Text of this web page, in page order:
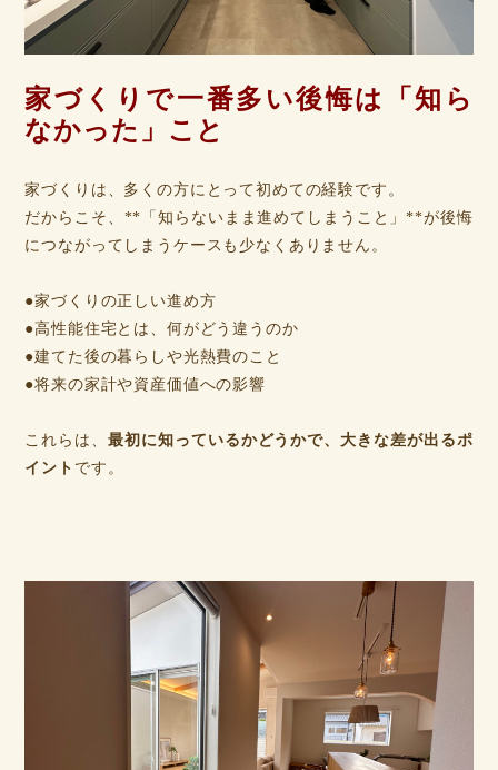
家づくりで一番多い後悔は「知ら
なかった」こと
家づくりは、多くの方にとって初めての経験です。
だからこそ、**「知らないまま進めてしまうこと」**が後悔
につながってしまうケースも少なくありません。
●家づくりの正しい進め方
●高性能住宅とは、何がどう違うのか
●建てた後の暮らしや光熱費のこと
●将来の家計や資産価値への影響
これらは、最初に知っているかどうかで、大きな差が出るポ
イント です。